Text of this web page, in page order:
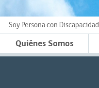
Soy Persona con Discapacidad
Quiénes Somos